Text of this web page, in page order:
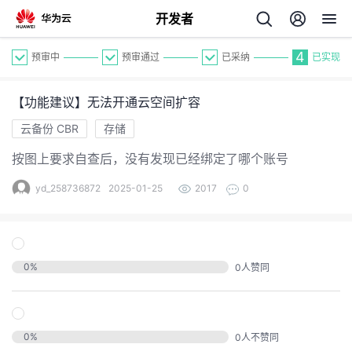
开发者
个
主
页
的
开
预审中 预审通过 已采纳 4 已实现
【功能建议】无法开通云空间扩容
云备份 CBR 存储
按图上要求自查后，没有发现已经绑定了哪个账号
yd_258736872 2025-01-25 2017 0
0% 0人赞同
0% 0人不赞同